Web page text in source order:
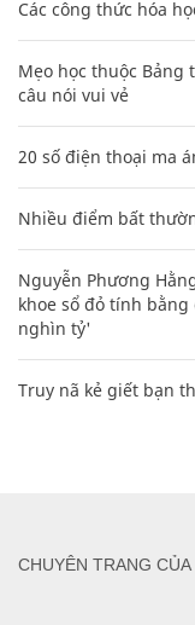
Các công thức hóa
Mẹo học thuộc Bảng
câu nói vui vẻ
20 số điện thoại ma
Nhiều điểm bất
Nguyễn Phương
khoe sổ đỏ tính
nghìn tỷ'
Truy nã kẻ giết bạn
CHUYÊN TRANG CỦA